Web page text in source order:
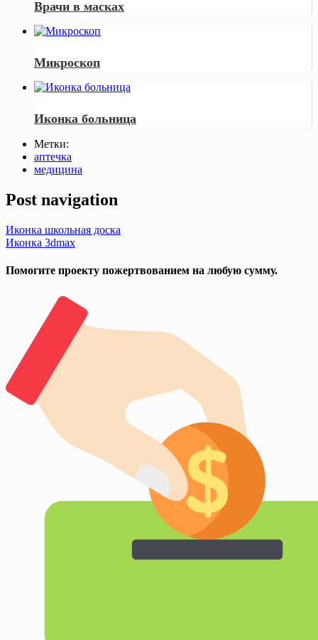
Врачи в масках
Микроскоп
Иконка больница
Метки:
аптечка
медицина
Post navigation
Иконка школьная доска
Иконка 3dmax
Помогите проекту пожертвованием на любую сумму.